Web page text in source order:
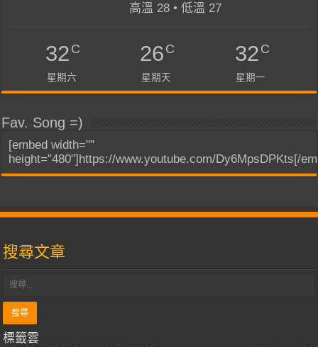
高溫 28 • 低溫 27
32C
星期六
26C
星期天
32C
星期一
Fav. Song =)
[embed width=""
height="480"]https://www.youtube.com/Dy6MpsDPKts[/
搜尋文章
標籤雲